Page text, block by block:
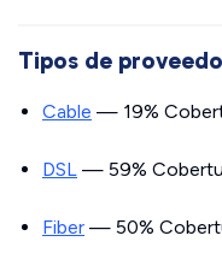
Tipos de
Cable — 19%
DSL — 59%
Fiber — 50%